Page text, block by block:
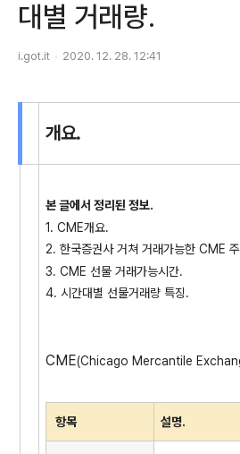
대별 거래량.
i.got.it 2020. 12. 28. 12:41
개요.
본 글에서 정리된 정보.
1. CME개요.
2. 한국증권사 거쳐 거래가능한 CME
3. CME 선물 거래가능시간.
4. 시간대별 선물거래량 특징.
CME(Chicago Mercantile
항목 설명.